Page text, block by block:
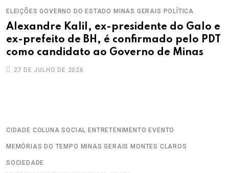
ELEIÇÕES GOVERNO DO ESTADO MINAS GERAIS POLÍTICA
Alexandre Kalil, ex-presidente do Galo e
ex-prefeito de BH, é confirmado pelo PDT
como candidato ao Governo de Minas
27 DE JULHO DE 2026
CIDADE COLUNA SOCIAL ENTRETENIMENTO EVENTO
MEMÓRIAS DO TEMPO MINAS GERAIS MONTES CLAROS
SOCIEDADE